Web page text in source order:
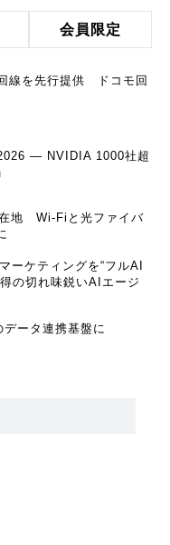
会員限定
線を先行提供 ドコモ回
― NVIDIA 1000社超
地 Wi-Fiと光ファイバ
ーケティングを“フルAI
の切れ味鋭いAIエージ
ータ連携基盤に